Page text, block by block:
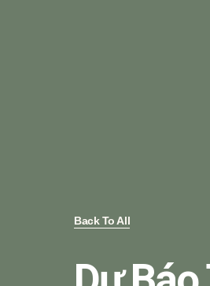
Back To All